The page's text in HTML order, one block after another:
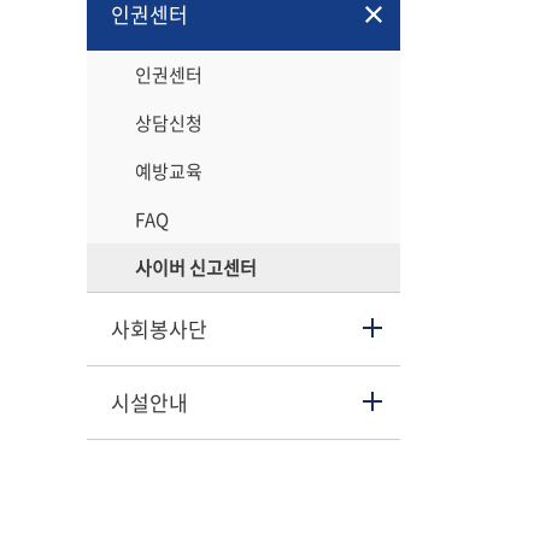
인권센터
인권센터
상담신청
예방교육
FAQ
사이버 신고센터
사회봉사단
시설안내